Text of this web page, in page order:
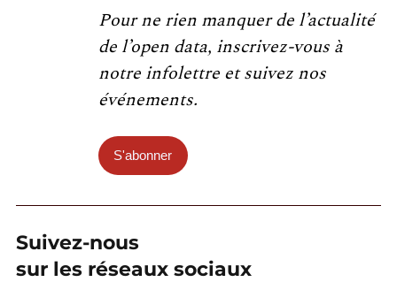
Pour ne rien manquer de l’actualité
de l’open data, inscrivez-vous à
notre infolettre et suivez nos
événements.
S'abonner
Suivez-nous
sur les réseaux sociaux